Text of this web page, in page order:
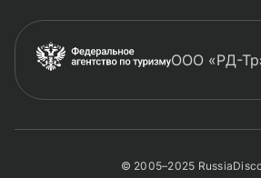
ООО «РД-
© 2005–2025